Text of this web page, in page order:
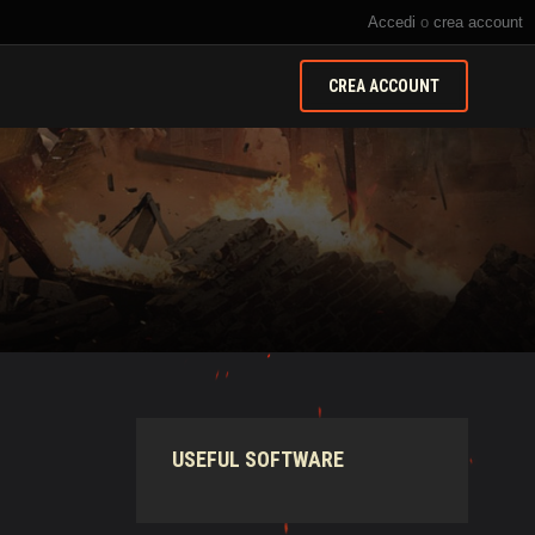
Accedi o crea account
CREA ACCOUNT
USEFUL SOFTWARE